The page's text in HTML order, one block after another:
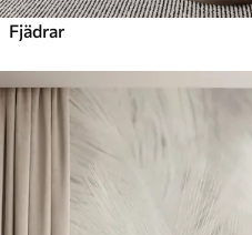
Fjädrar